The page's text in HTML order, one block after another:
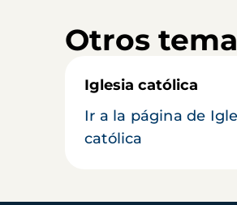
Otros
Iglesia católica
Ir a la página de
católica